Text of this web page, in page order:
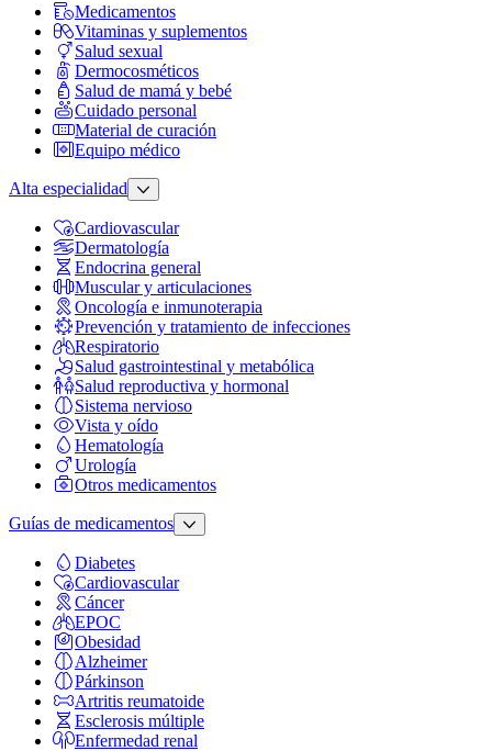
Medicamentos
Vitaminas y suplementos
Salud sexual
Dermocosméticos
Salud de mamá y bebé
Cuidado personal
Material de curación
Equipo médico
Alta especialidad
Cardiovascular
Dermatología
Endocrina general
Muscular y articulaciones
Oncología e inmunoterapia
Prevención y tratamiento de infecciones
Respiratorio
Salud gastrointestinal y metabólica
Salud reproductiva y hormonal
Sistema nervioso
Vista y oído
Hematología
Urología
Otros medicamentos
Guías de medicamentos
Diabetes
Cardiovascular
Cáncer
EPOC
Obesidad
Alzheimer
Párkinson
Artritis reumatoide
Esclerosis múltiple
Enfermedad renal